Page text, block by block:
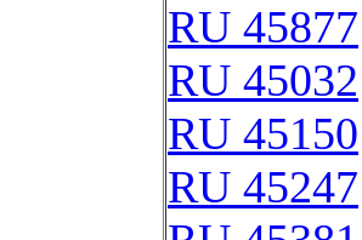
RU 45877
RU 45032
RU 45150
RU 45247